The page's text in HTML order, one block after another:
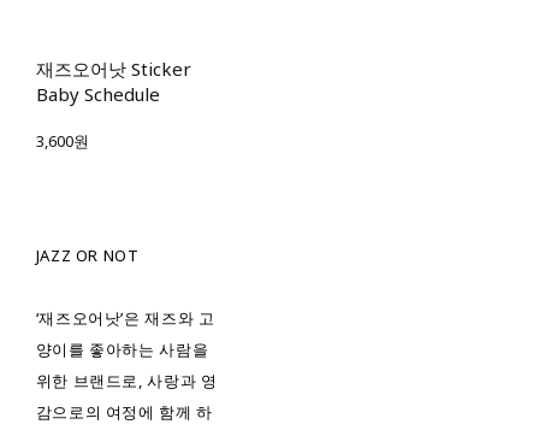
재즈오어낫 Sticker
Baby Schedule
3,600원
JAZZ OR NOT
‘재즈오어낫’은 재즈와 고
양이를 좋아하는 사람을
위한 브랜드로, 사랑과 영
감으로의 여정에 함께 하